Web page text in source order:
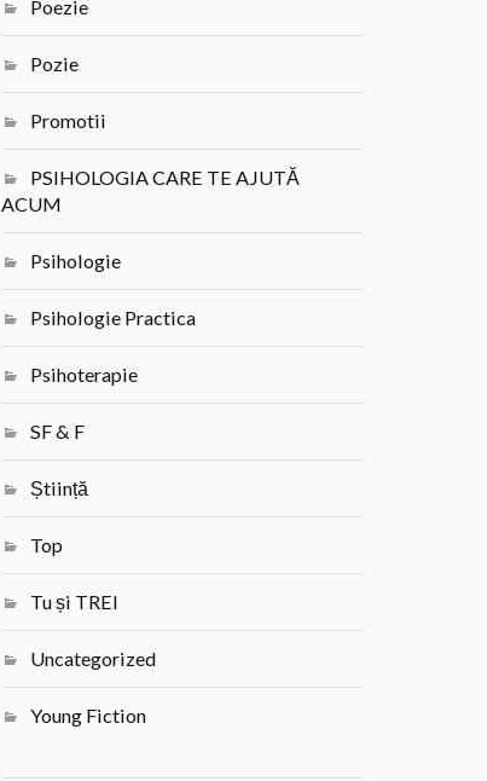
Poezie
Pozie
Promotii
PSIHOLOGIA CARE TE AJUTĂ
ACUM
Psihologie
Psihologie Practica
Psihoterapie
SF & F
Știință
Top
Tu și TREI
Uncategorized
Young Fiction